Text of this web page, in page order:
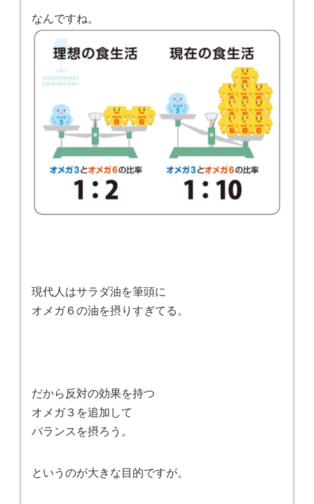
なんですね。
現代人はサラダ油を筆頭に
オメガ６の油を摂りすぎてる。
だから反対の効果を持つ
オメガ３を追加して
バランスを摂ろう。
というのが大きな目的ですが。